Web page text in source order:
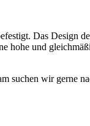
Das Design
hohe und
suchen wir gerne